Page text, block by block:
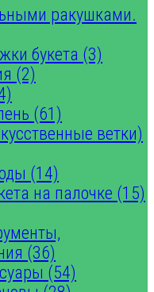
ракушками.
букета (3)
(2)
(61)
ветки)
(14)
на палочке (15)
(36)
(54)